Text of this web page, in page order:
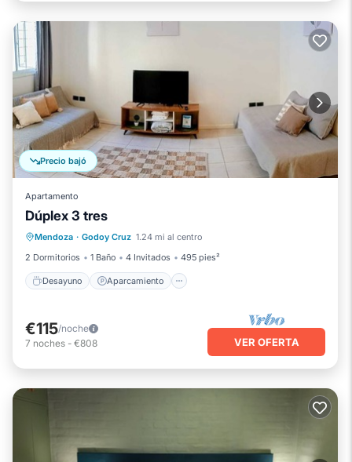
Precio bajó
Apartamento
Dúplex 3 tres
Mendoza · Godoy Cruz 1.24 mi al centro
2 Dormitorios
1 Baño 4 Invitados 495 pies²
Desayuno Aparcamiento
Desayuno
Balcón/Terraza
Cocina
€115/noche
7 noches - €808 VER OFERTA